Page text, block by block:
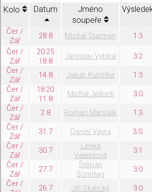
Kolo Datum
Jméno
soupeře
Čer /
Zář
28.8 Michal Štarman 1:3
Čer /
Zář
20:25
18.8
Jaroslav Vybíral 3:2
Čer /
Zář
14.8 Jakub Kubelka 1:3
Čer /
Zář
18:20
11.8
Michal Jelínek 3:0
Čer /
Zář
2.8 Roman Maršalík 1:3
Čer /
Zář
31.7 Daniel Vávra 3:S
Čer /
Zář
30.7
Lenka
Valentová
3:1
Čer /
Zář
27.7
Štěpán
Sonntag
3:0
Čer /
26.7 Jiří Skalický 3:0